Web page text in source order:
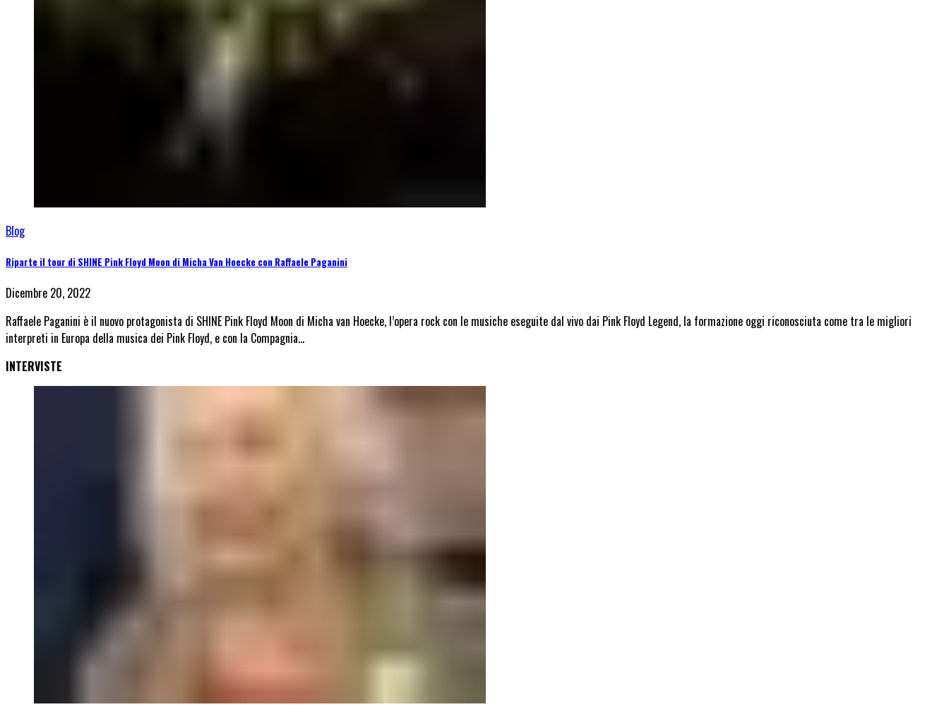
Blog
Riparte il tour di SHINE Pink Floyd Moon di Micha Van Hoecke con Raffaele Paganini
Dicembre 20, 2022
Raffaele Paganini è il nuovo protagonista di SHINE Pink Floyd Moon di Micha van Hoecke, l’opera rock con le musiche eseguite dal vivo dai Pink Floyd Legend, la formazione oggi riconosciuta come tra le migliori
interpreti in Europa della musica dei Pink Floyd, e con la Compagnia…
INTERVISTE